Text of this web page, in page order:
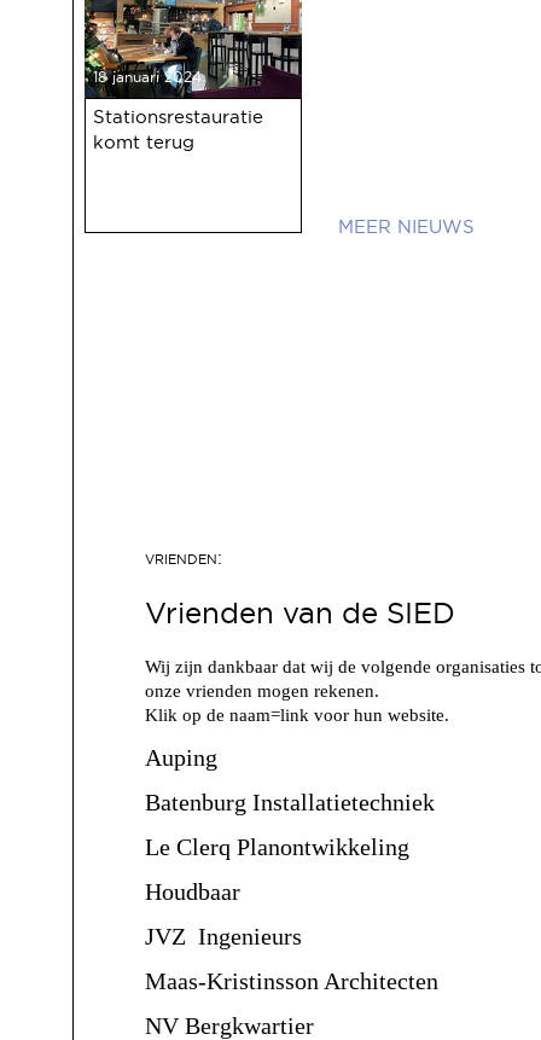
18 januari 2024
Stationsrestauratie
komt terug
NIEUWS
Vrienden van de SIED
Wij zijn dankbaar dat wij de volgende organisaties
onze vrienden mogen rekenen.
Klik op de naam=link voor hun website.
Auping
Batenburg Installatietechniek
Le Clerq Planontwikkeling
Houdbaar
JVZ Ingenieurs
Maas-Kristinsson Architecten
NV Bergkwartier